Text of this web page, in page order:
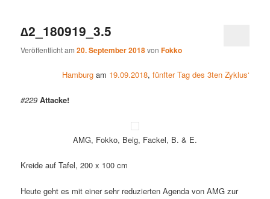
∆2_180919_3.5
Veröffentlicht am20. September 2018vonFokko
Hamburgam 19.09.2018, fünfter Tag des 3ten Zyklus‘
#229 Attacke!
AMG, Fokko, Beig, Fackel, B. & E.
Kreide auf Tafel, 200 x 100 cm
Heute geht es mit einer sehr reduzierten Agenda von AMG zur